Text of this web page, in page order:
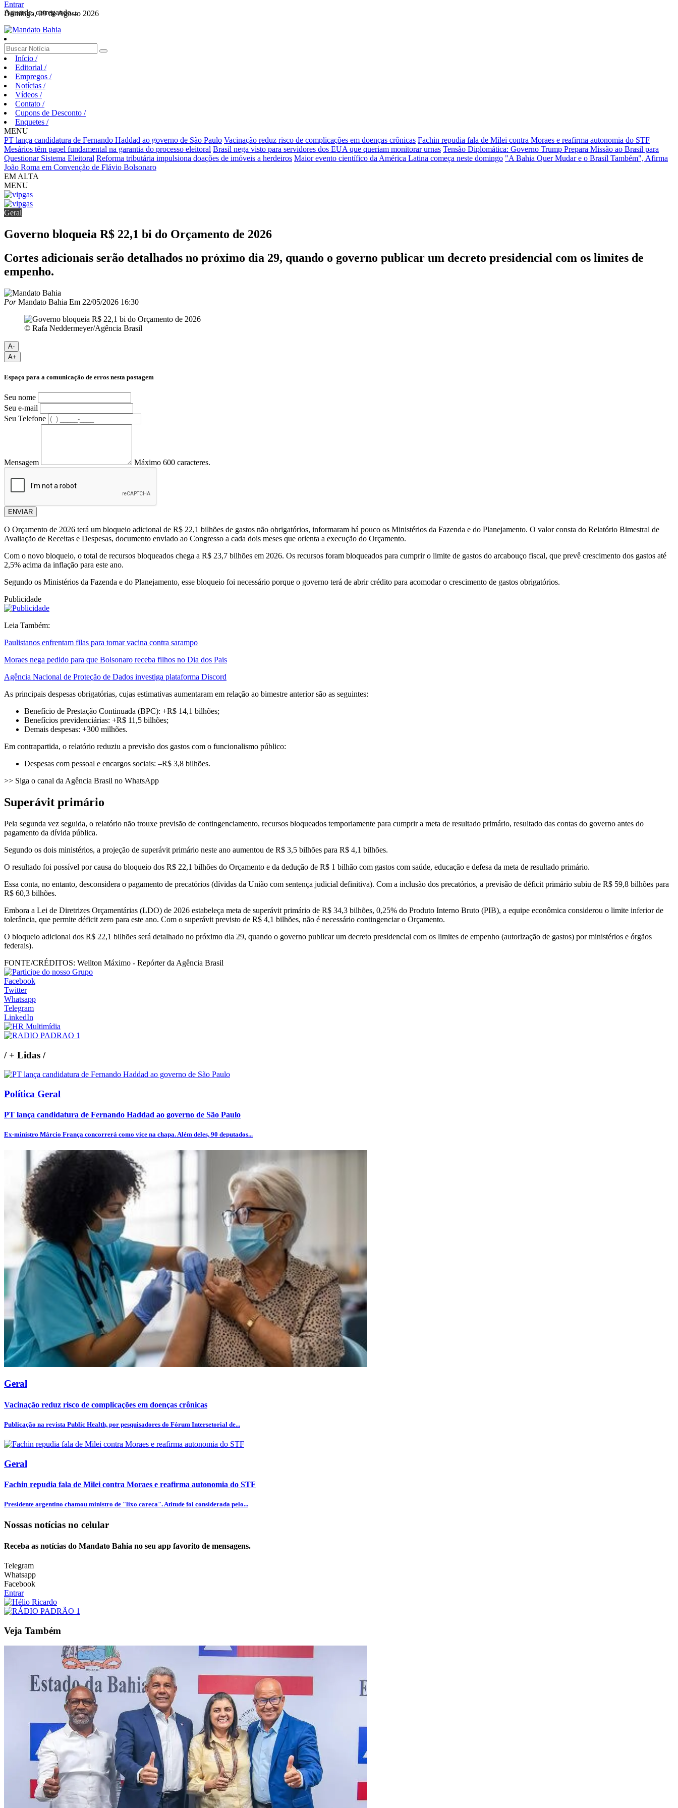
Aguarde, carregando...
Entrar
Domingo, 09 de Agosto 2026
Início /
Editorial /
Empregos /
Notícias /
Vídeos /
Contato /
Cupons de Desconto /
Enquetes /
MENU
PT lança candidatura de Fernando Haddad ao governo de São Paulo Vacinação reduz risco de complicações em doenças crônicas Fachin repudia fala de Milei contra Moraes e reafirma autonomia do STF
Mesários têm papel fundamental na garantia do processo eleitoral Brasil nega visto para servidores dos EUA que queriam monitorar urnas Tensão Diplomática: Governo Trump Prepara Missão ao Brasil para
Questionar Sistema Eleitoral Reforma tributária impulsiona doações de imóveis a herdeiros Maior evento científico da América Latina começa neste domingo "A Bahia Quer Mudar e o Brasil Também", Afirma
João Roma em Convenção de Flávio Bolsonaro
EM ALTA
MENU
Geral
Governo bloqueia R$ 22,1 bi do Orçamento de 2026
Cortes adicionais serão detalhados no próximo dia 29, quando o governo publicar um decreto presidencial com os limites de
empenho.
PorMandato Bahia Em 22/05/2026 16:30
© Rafa Neddermeyer/Agência Brasil
A-
A+
Espaço para a comunicação de erros nesta postagem
Seu nome
Seu e-mail
Seu Telefone
Mensagem Máximo 600 caracteres.
ENVIAR
O Orçamento de 2026 terá um bloqueio adicional de R$ 22,1 bilhões de gastos não obrigatórios, informaram há pouco os Ministérios da Fazenda e do Planejamento. O valor consta do Relatório Bimestral de
Avaliação de Receitas e Despesas, documento enviado ao Congresso a cada dois meses que orienta a execução do Orçamento.
Com o novo bloqueio, o total de recursos bloqueados chega a R$ 23,7 bilhões em 2026. Os recursos foram bloqueados para cumprir o limite de gastos do arcabouço fiscal, que prevê crescimento dos gastos até
2,5% acima da inflação para este ano.
Segundo os Ministérios da Fazenda e do Planejamento, esse bloqueio foi necessário porque o governo terá de abrir crédito para acomodar o crescimento de gastos obrigatórios.
Publicidade
Leia Também:
Paulistanos enfrentam filas para tomar vacina contra sarampo
Moraes nega pedido para que Bolsonaro receba filhos no Dia dos Pais
Agência Nacional de Proteção de Dados investiga plataforma Discord
As principais despesas obrigatórias, cujas estimativas aumentaram em relação ao bimestre anterior são as seguintes:
Benefício de Prestação Continuada (BPC): +R$ 14,1 bilhões;
Benefícios previdenciárias: +R$ 11,5 bilhões;
Demais despesas: +300 milhões.
Em contrapartida, o relatório reduziu a previsão dos gastos com o funcionalismo público:
Despesas com pessoal e encargos sociais: –R$ 3,8 bilhões.
>> Siga o canal da Agência Brasil no WhatsApp
Superávit primário
Pela segunda vez seguida, o relatório não trouxe previsão de contingenciamento, recursos bloqueados temporiamente para cumprir a meta de resultado primário, resultado das contas do governo antes do
pagamento da dívida pública.
Segundo os dois ministérios, a projeção de superávit primário neste ano aumentou de R$ 3,5 bilhões para R$ 4,1 bilhões.
O resultado foi possível por causa do bloqueio dos R$ 22,1 bilhões do Orçamento e da dedução de R$ 1 bilhão com gastos com saúde, educação e defesa da meta de resultado primário.
Essa conta, no entanto, desconsidera o pagamento de precatórios (dívidas da União com sentença judicial definitiva). Com a inclusão dos precatórios, a previsão de déficit primário subiu de R$ 59,8 bilhões para
R$ 60,3 bilhões.
Embora a Lei de Diretrizes Orçamentárias (LDO) de 2026 estabeleça meta de superávit primário de R$ 34,3 bilhões, 0,25% do Produto Interno Bruto (PIB), a equipe econômica considerou o limite inferior de
tolerância, que permite déficit zero para este ano. Com o superávit previsto de R$ 4,1 bilhões, não é necessário contingenciar o Orçamento.
O bloqueio adicional dos R$ 22,1 bilhões será detalhado no próximo dia 29, quando o governo publicar um decreto presidencial com os limites de empenho (autorização de gastos) por ministérios e órgãos
federais).
FONTE/CRÉDITOS: Wellton Máximo - Repórter da Agência Brasil
Facebook
Twitter
Whatsapp
Telegram
LinkedIn
/+ Lidas /
Política Geral
PT lança candidatura de Fernando Haddad ao governo de São Paulo
Ex-ministro Márcio França concorrerá como vice na chapa. Além deles, 90 deputados...
Geral
Vacinação reduz risco de complicações em doenças crônicas
Publicação na revista Public Health, por pesquisadores do Fórum Intersetorial de...
Geral
Fachin repudia fala de Milei contra Moraes e reafirma autonomia do STF
Presidente argentino chamou ministro de "lixo careca". Atitude foi considerada pelo...
Nossas notícias no celular
Receba as notícias do Mandato Bahia no seu app favorito de mensagens.
Telegram
Whatsapp
Facebook
Entrar
Veja Também